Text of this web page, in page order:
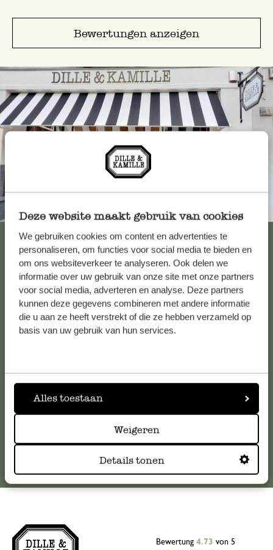
Deze website maakt gebruik van cookies
We gebruiken cookies om content en advertenties te
personaliseren, om functies voor social media te bieden en
om ons websiteverkeer te analyseren. Ook delen we
informatie over uw gebruik van onze site met onze partners
voor social media, adverteren en analyse. Deze partners
kunnen deze gegevens combineren met andere informatie
die u aan ze heeft verstrekt of die ze hebben verzameld op
basis van uw gebruik van hun services.
Alles toestaan
Weigeren
Details tonen
Bewertungen anzeigen
Immer in der Nähe
Alle 62 Geschäfte anzeigen
Kundenservice/Hilfe
Falls Sie Fragen haben oder Tipps und Hilfe brauchen, wenden
Sie sich bitte an unseren Kundenservice. Oder lesen Sie hier
kundenservice@dille-kamille.de
Bewertung 4.73 von 5